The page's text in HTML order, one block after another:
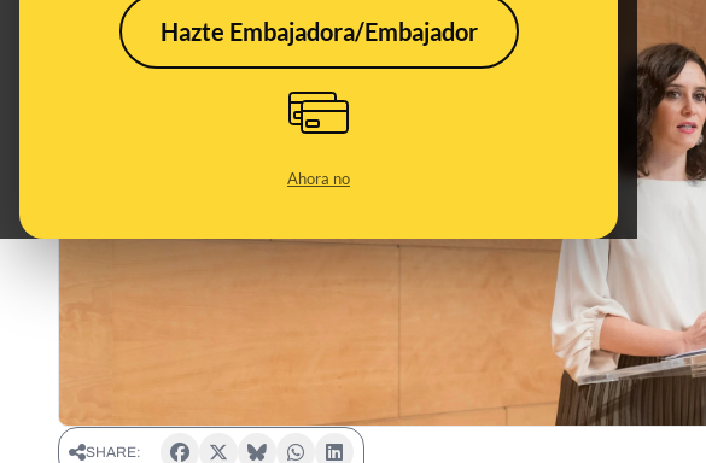
Hazte Embajadora/Embajador
Ahora no
SHARE: